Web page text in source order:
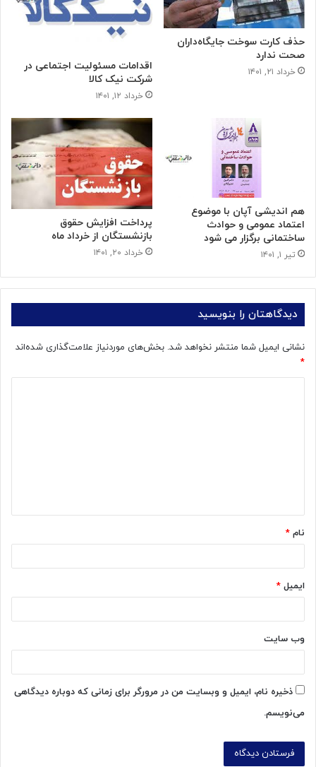
حذف کارت سوخت جایگاه‌داران
صحت ندارد
خرداد ۲۱, ۱۴۰۱
اقدامات مسئولیت اجتماعی در
شرکت نیک کالا
خرداد ۱۲, ۱۴۰۱
هم اندیشی آپان با موضوع
اعتماد عمومی و حوادث
ساختمانی برگزار می شود
تیر ۱, ۱۴۰۱
پرداخت افزایش حقوق
بازنشستگان از خرداد ماه
خرداد ۲۰, ۱۴۰۱
دیدگاهتان را بنویسید
نشانی ایمیل شما منتشر نخواهد شد. بخش‌های موردنیاز علامت‌گذاری شده‌اند
*
*
نام *
ایمیل *
وب‌ سایت
ذخیره نام، ایمیل و وبسایت من در مرورگر برای زمانی که دوباره دیدگاهی
می‌نویسم.